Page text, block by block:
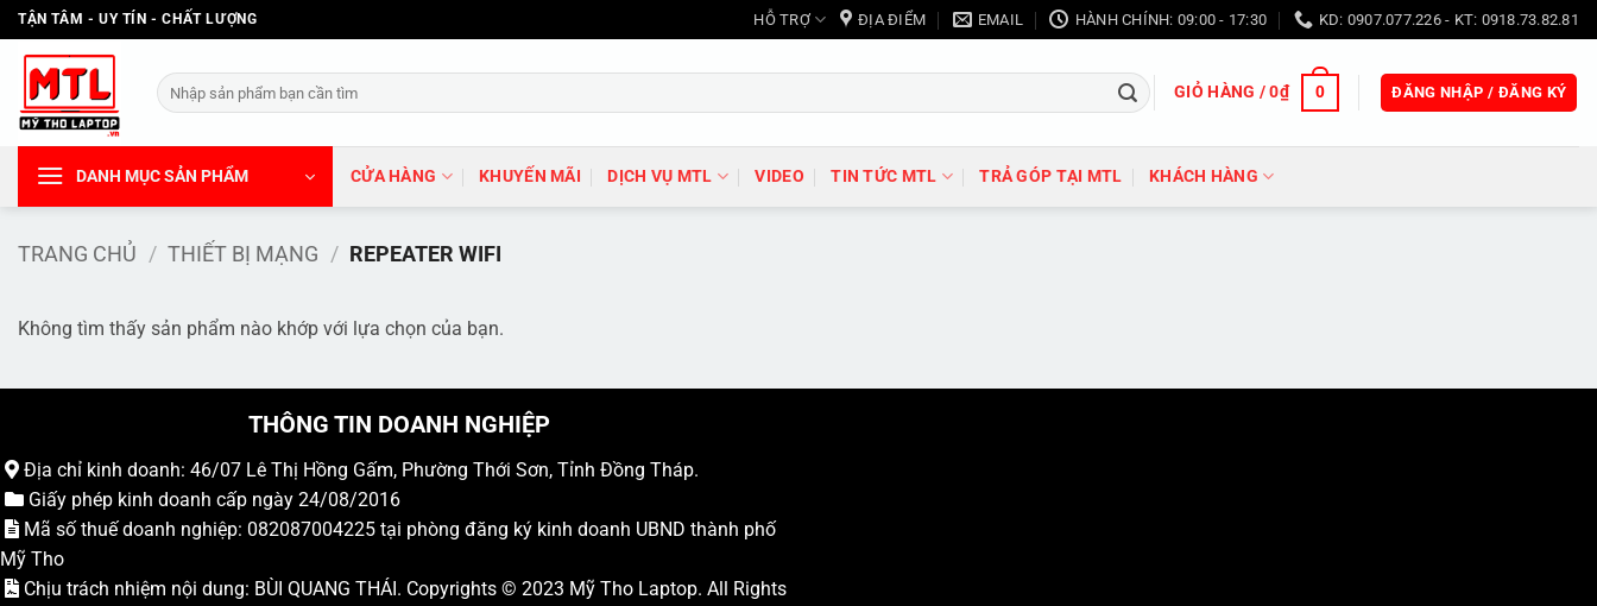
Bỏ
qua
dung
TẬN TÂM - UY TÍN - CHẤT LƯỢNG HỖ TRỢ ĐỊA ĐIỂM EMAIL HÀNH CHÍNH: 09:00 - 17:30 KD: 0907.077.226 - KT: 0918.73.82.81
Tìm
kiếm:
GIỎ HÀNG /0₫ 0 ĐĂNG NHẬP / ĐĂNG KÝ
DANH MỤC SẢN PHẨM CỬA HÀNG KHUYẾN MÃI DỊCH VỤ MTL VIDEO TIN TỨC MTL TRẢ GÓP TẠI MTL KHÁCH HÀNG
TRANG CHỦ / THIẾT BỊ MẠNG / REPEATER WIFI
Không tìm thấy sản phẩm nào khớp với lựa chọn của bạn.
THÔNG TIN DOANH NGHIỆP
Địa chỉ kinh doanh: 46/07 Lê Thị Hồng Gấm, Phường Thới Sơn, Tỉnh Đồng Tháp.
Giấy phép kinh doanh cấp ngày 24/08/2016
Mã số thuế doanh nghiệp: 082087004225 tại phòng đăng ký kinh doanh UBND thành phố
Mỹ Tho
Chịu trách nhiệm nội dung: BÙI QUANG THÁI. Copyrights © 2023 Mỹ Tho Laptop. All Rights